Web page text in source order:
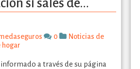
si sales de…
0
Noticias de
hogar
a través de su página